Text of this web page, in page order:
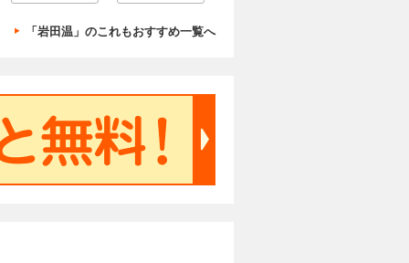
「岩田温」のこれもおすすめ一覧へ